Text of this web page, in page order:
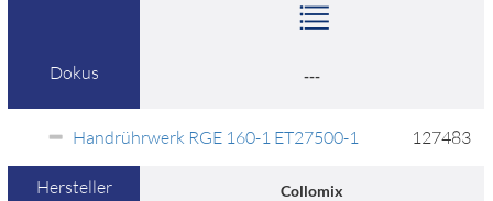
Dokus ---
Handrührwerk RGE 160-1 ET27500-1 127483
Hersteller Collomix